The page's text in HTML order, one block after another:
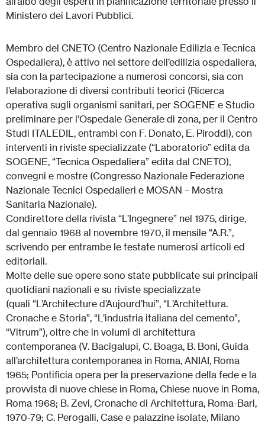
Ministero dei Lavori Pubblici.
Membro del CNETO (Centro Nazionale Edilizia e Tecnica
Ospedaliera), è attivo nel settore dell’edilizia ospedaliera,
sia con la partecipazione a numerosi concorsi, sia con
l’elaborazione di diversi contributi teorici (Ricerca
operativa sugli organismi sanitari, per SOGENE e Studio
preliminare per l’Ospedale Generale di zona, per il Centro
Studi ITALEDIL, entrambi con F. Donato, E. Piroddi), con
interventi in riviste specializzate (“Laboratorio” edita da
SOGENE, “Tecnica Ospedaliera” edita dal CNETO),
convegni e mostre (Congresso Nazionale Federazione
Nazionale Tecnici Ospedalieri e MOSAN – Mostra
Sanitaria Nazionale).
Condirettore della rivista “L’Ingegnere” nel 1975, dirige,
dal gennaio 1968 al novembre 1970, il mensile “A.R.”,
scrivendo per entrambe le testate numerosi articoli ed
editoriali.
Molte delle sue opere sono state pubblicate sui principali
quotidiani nazionali e su riviste specializzate
(quali “L’Architecture d’Aujourd’hui”, “L’Architettura.
Cronache e Storia”, “L’industria italiana del cemento”,
“Vitrum”), oltre che in volumi di architettura
contemporanea (V. Bacigalupi, C. Boaga, B. Boni, Guida
all’architettura contemporanea in Roma, ANIAI, Roma
1965; Pontificia opera per la preservazione della fede e la
provvista di nuove chiese in Roma, Chiese nuove in Roma,
Roma 1968; B. Zevi, Cronache di Architettura, Roma-Bari,
1970-79; C. Perogalli, Case e palazzine isolate, Milano